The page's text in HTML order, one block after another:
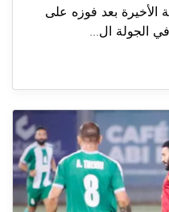
الأخيرة بعد فوزه على